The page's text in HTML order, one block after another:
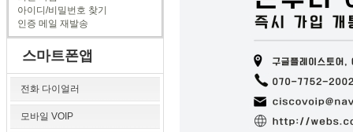
아이디/비밀번호 찾기
인증 메일 재발송
스마트폰앱
전화 다이얼러
모바일 VOIP